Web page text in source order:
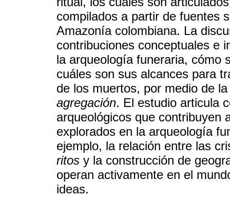
compilados a partir de fuentes
Amazonía colombiana. La
contribuciones conceptuales e
la arqueología funeraria, cómo
cuáles son sus alcances para
de los muertos, por medio de
agregación. El estudio articula
arqueológicos que contribuyen
explorados en la arqueología
ejemplo, la relación entre las
ritos y la construcción de
operan activamente en el
ideas.